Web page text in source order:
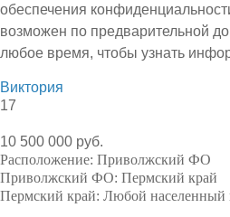
обеспечения
возможен по предварительной
любое время, чтобы узнать
Виктория
17
10 500 000 руб.
Расположение: Приволжский ФО
Приволжский ФО: Пермский край
Пермский край: Любой населенный